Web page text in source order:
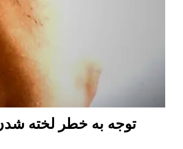
توجه به خطر لخته